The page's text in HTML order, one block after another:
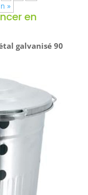
»
en
galvanisé 90